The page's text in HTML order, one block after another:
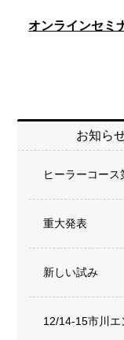
オンラインセミ
お知ら
ヒーラーコー
重大発表
新しい試み
12/14-15市川